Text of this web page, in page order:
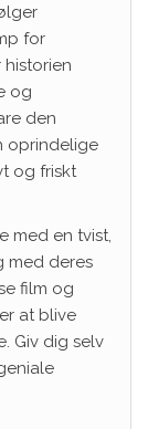
for
og
den
oprindelige
og friskt
med en tvist,
med deres
film og
at blive
Giv dig selv